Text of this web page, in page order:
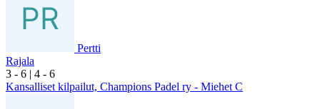
Pertti
Rajala
3 - 6 | 4 - 6
Kansalliset kilpailut, Champions Padel ry - Miehet C